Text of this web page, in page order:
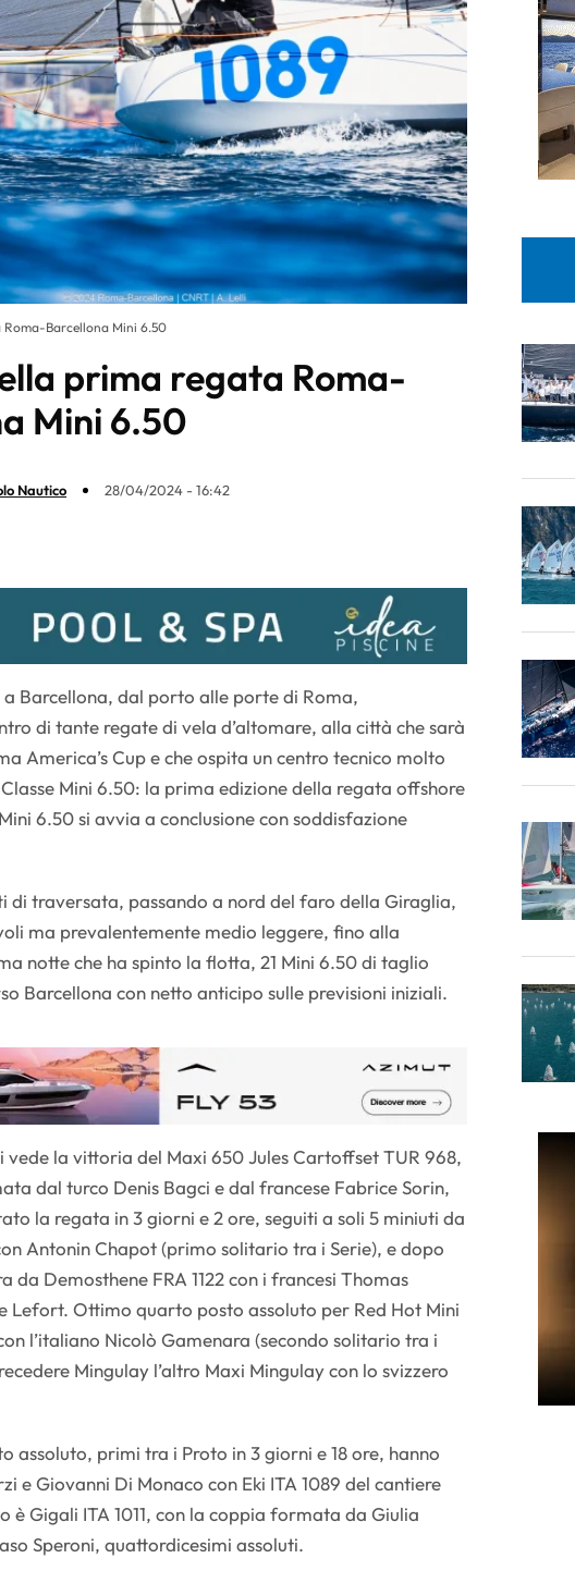
Barcellona Mini 6.50
prima regata Roma-
Mini 6.50
Nautico 28/04/2024 - 16:42
a Barcellona, dal porto alle porte di Roma,
di tante regate di vela d’altomare, alla città che sarà
America’s Cup e che ospita un centro tecnico molto
Mini 6.50: la prima edizione della regata offshore
6.50 si avvia a conclusione con soddisfazione
di traversata, passando a nord del faro della Giraglia,
ma prevalentemente medio leggere, fino alla
notte che ha spinto la flotta, 21 Mini 6.50 di taglio
Barcellona con netto anticipo sulle previsioni iniziali.
vede la vittoria del Maxi 650 Jules Cartoffset TUR 968,
dal turco Denis Bagci e dal francese Fabrice Sorin,
la regata in 3 giorni e 2 ore, seguiti a soli 5 miniuti da
Antonin Chapot (primo solitario tra i Serie), e dopo
da Demosthene FRA 1122 con i francesi Thomas
Lefort. Ottimo quarto posto assoluto per Red Hot Mini
l’italiano Nicolò Gamenara (secondo solitario tra i
Mingulay l’altro Maxi Mingulay con lo svizzero
assoluto, primi tra i Proto in 3 giorni e 18 ore, hanno
e Giovanni Di Monaco con Eki ITA 1089 del cantiere
è Gigali ITA 1011, con la coppia formata da Giulia
Speroni, quattordicesimi assoluti.